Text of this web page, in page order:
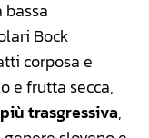
bassa
Bock
corposa e
e frutta secca,
trasgressiva,